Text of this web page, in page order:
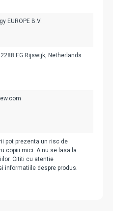
EUROPE B.V.
EG Rijswijk, Netherlands
pot prezenta un risc de
copiii mici. A nu se lasa la
Cititi cu atentie
informatiile despre produs.